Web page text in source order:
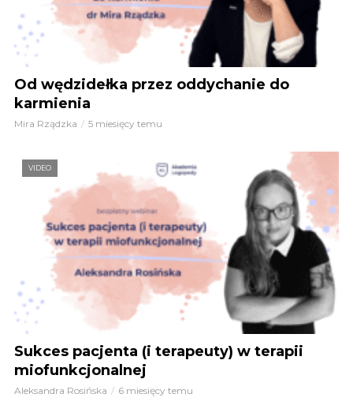
Od wędzidełka przez oddychanie do
karmienia
Mira Rządzka 5 miesięcy temu
VIDEO
Sukces pacjenta (i terapeuty) w terapii
miofunkcjonalnej
Aleksandra Rosińska 6 miesięcy temu